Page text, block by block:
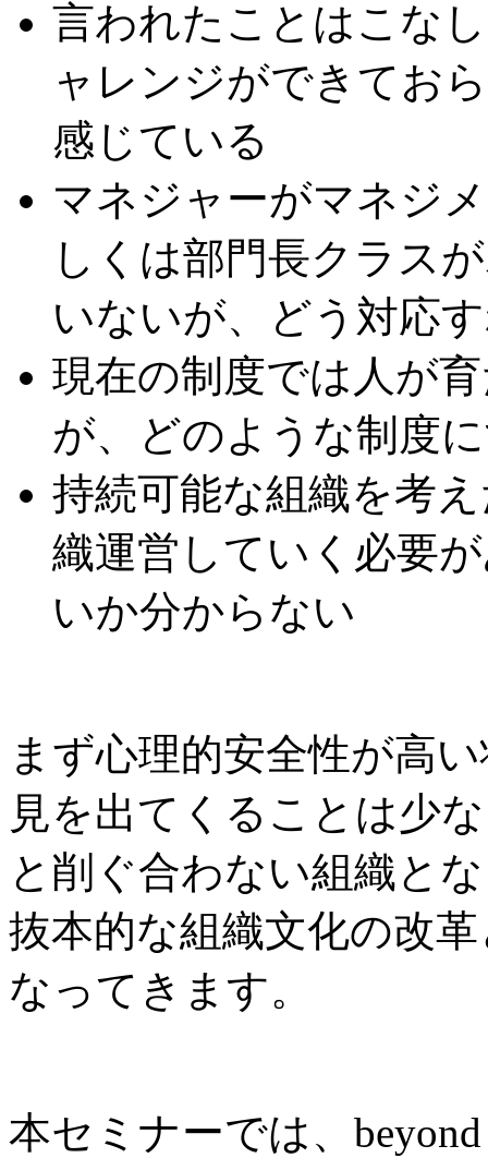
言われたことはこな
ャレンジができてお
感じている
マネジャーがマネジ
しくは部門長クラス
いないが、どう対応
現在の制度では人が
が、どのような制度
持続可能な組織を考
織運営していく必要
いか分からない
まず心理的安全性が高
見を出てくることは少
と削ぐ合わない組織と
抜本的な組織文化の改
なってきます。
本セミナーでは、